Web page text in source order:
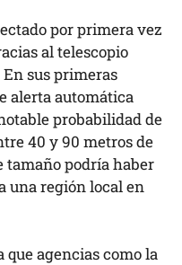
por primera vez
al telescopio
sus primeras
alerta automática
probabilidad de
40 y 90 metros de
tamaño podría haber
una región local en
agencias como la